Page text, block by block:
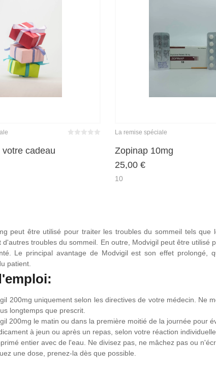
cadeau
La remise spéciale
Zopinap 10mg
25,00 €
10
peut être utilisé pour traiter les troubles du sommeil tels
d'autres troubles du sommeil. En outre, Modvigil peut être
Le principal avantage de Modvigil est son effet prolongé,
patient.
200mg uniquement selon les directives de votre médecin. Ne
longtemps que prescrit.
200mg le matin ou dans la première moitié de la journée pour
à jeun ou après un repas, selon votre réaction individuelle.
entier avec de l'eau. Ne divisez pas, ne mâchez pas ou
une dose, prenez-la dès que possible.